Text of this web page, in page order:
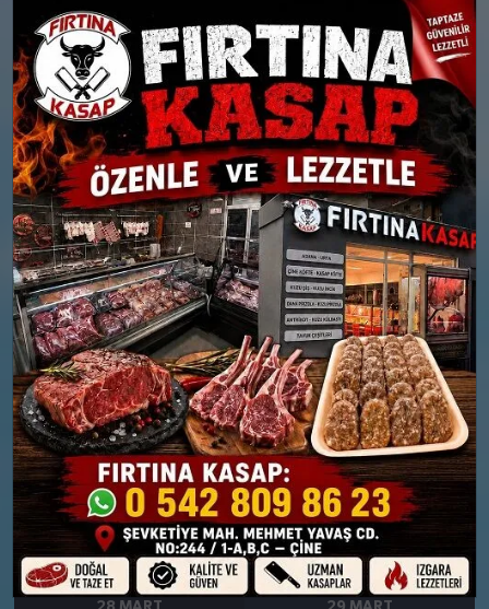
8
Bölgesel düzensiz yağmur
yağışlı
Nem: %93
Rüzgar: 18 km/h
Yağış Olasılığı: %84
°
Bölgesel düzensiz yağmur
yağışlı
Nem: %87
Rüzgar: 31 km/h
Yağış Olasılığı: %86
26 MART
PERŞEMBE
10°
Parçalı Bulutlu
Nem: %75
Rüzgar: 14 km/h
27 MART
CUMA
10°
Orta kuvvetli yağmurlu
Nem: %80
Rüzgar: 36 km/h
Yağış Olasılığı: %83